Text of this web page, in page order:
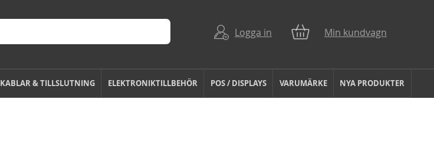
Logga in Min kundvagn
KABLAR & TILLSLUTNING ELEKTRONIKTILLBEHÖR POS / DISPLAYS VARUMÄRKE NYA PRODUKTER